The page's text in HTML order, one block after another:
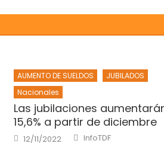
AUMENTO DE SUELDOS
JUBILADOS
Nacionales
Las jubilaciones
15,6% a partir de diciembre
Posted
on
12/11/2022 Author
InfoTDF